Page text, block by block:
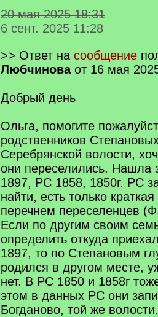
20 мая 2025 18:31
6 сент. 2025 11:28
>> Ответ на сообщение
Любчиноваот 16 мая
Добрый день
Ольга, помогите
родственников
Серебрянской волости,
они переселились. Нашла
1897, РС 1858, 1850г. РС
найти, есть только
перечнем переселенцев
Если по другим своим
определить откуда
1897, то по Степановым
родился в другом месте,
нет. В РС 1850 и 1858г
этом в данных РС они
Богданово, той же волости.